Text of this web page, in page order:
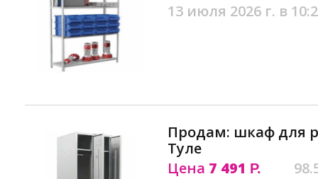
13 июля 2026 г. в
Продам: шкаф для
Туле
Цена 7 491 Р.